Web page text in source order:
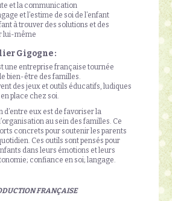
et la communication
et l’estime de soi de l’enfant
à trouver des solutions et des
lui-même
Gigogne :
une entreprise française tournée
bien-être des familles.
des jeux et outils éducatifs, ludiques
place chez soi.
d’entre eux est de favoriser la
au sein des familles. Ce
concrets pour soutenir les parents
Ces outils sont pensés pour
dans leurs émotions et leurs
confiance en soi; langage.
FRANÇAISE